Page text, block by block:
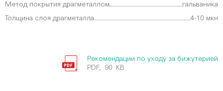
Метод покрытия драгметаллом гальваника
Толщина слоя драгметалла 4-10 мкн
Рекомендации по уходу за бижутерией
PDF, 90 KB